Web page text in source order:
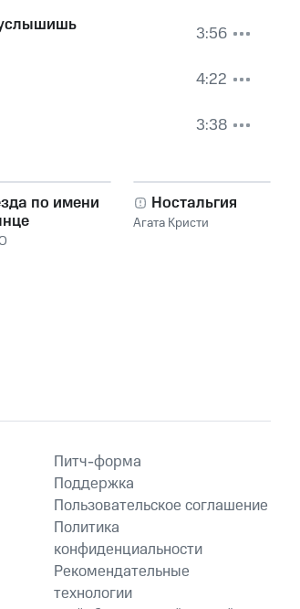
3:56
4:22
3:38
по имени
Ностальгия
Агата Кристи
Питч-форма
Поддержка
Пользовательское соглашение
Политика
конфиденциальности
Рекомендательные
технологии